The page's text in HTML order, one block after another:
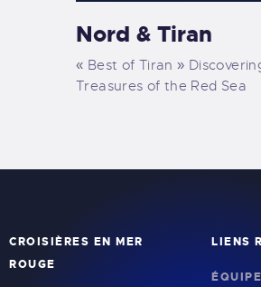
Nord & Tiran
« Best of Tiran »
Treasures of the Red Sea
CROISIÈRES EN MER
ROUGE
LIENS